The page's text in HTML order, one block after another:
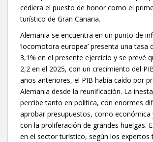
cediera el puesto de honor como el
turístico de Gran Canaria.
Alemania se encuentra en un punto de
‘locomotora europea’ presenta una tasa
3,1% en el presente ejercicio y se prevé
2,2 en el 2025, con un crecimiento del
años anteriores, el PIB había caído por
Alemania desde la reunificación. La
percibe tanto en politica, con enormes
aprobar presupuestos, como económica
con la proliferación de grandes huelgas.
en el sector turístico, según los expertos